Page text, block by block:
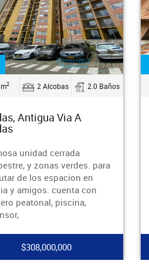
m2 5 Alcobas 3.0 Baños
La America
venta en la america,
a colegio, iglesia
zona
cerca al comercio.
rutas d
$780,000,000